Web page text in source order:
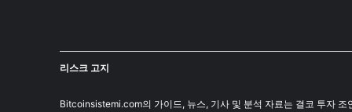
리스크 고지
Bitcoinsistemi.com의 가이드, 뉴스, 기사 및 분석 자료는 결코 투자